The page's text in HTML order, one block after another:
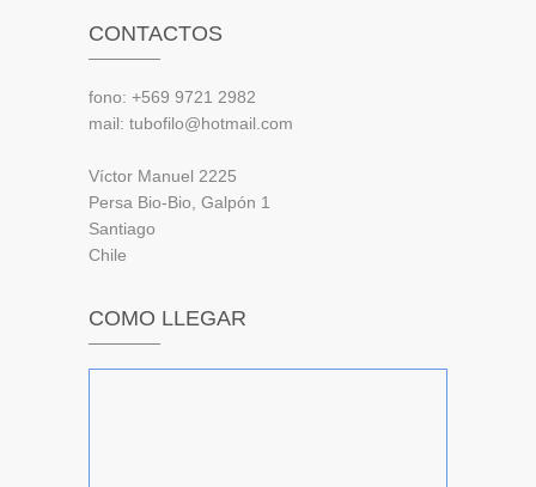
CONTACTOS
fono: +569 9721 2982
mail: tubofilo@hotmail.com
Víctor Manuel 2225
Persa Bio-Bio, Galpón 1
Santiago
Chile
COMO LLEGAR